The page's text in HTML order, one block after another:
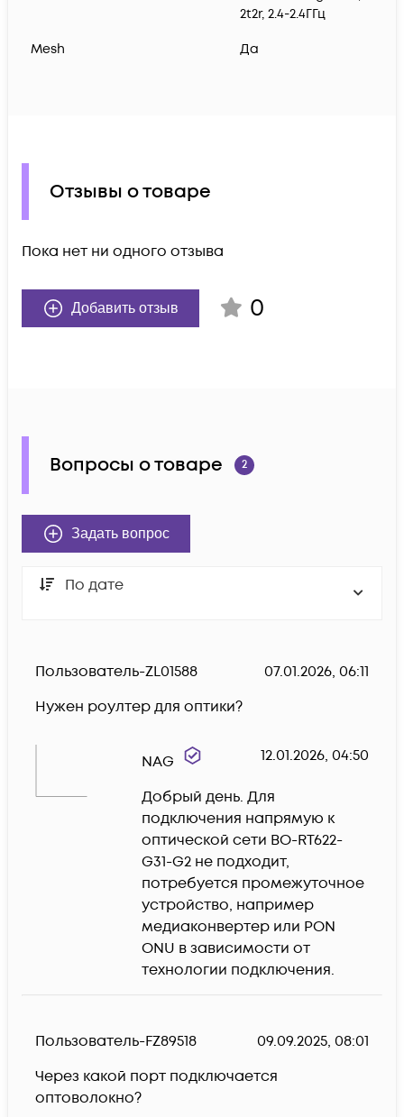
2t2r, 2.4-2.4ГГц
Mesh Да
Отзывы о товаре
Пока нет ни одного отзыва
Добавить отзыв 0
Вопросы о товаре 2
Задать вопрос
По дате
Пользователь-ZL01588
07.01.2026, 06:11
Нужен роултер для оптики?
NAG 12.01.2026, 04:50
Добрый день. Для
подключения напрямую к
оптической сети BO-RT622-
G31-G2 не подходит,
потребуется промежуточное
устройство, например
медиаконвертер или PON
ONU в зависимости от
технологии подключения.
Пользователь-FZ89518
09.09.2025, 08:01
Через какой порт подключается
оптоволокно?